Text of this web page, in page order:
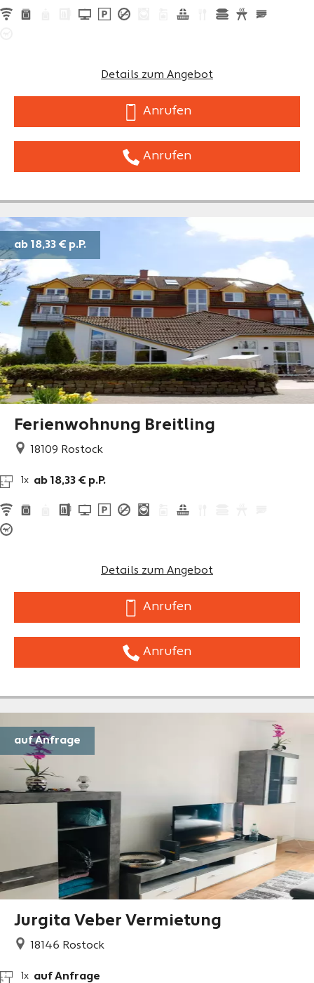
Details zum Angebot
Anrufen
Anrufen
Ferienwohnung Breitling
18109 Rostock
1x ab 18,33 € p.P.
Details zum Angebot
Anrufen
Anrufen
ab 18,33 € p.P.
Jurgita Veber Vermietung
18146 Rostock
1x auf Anfrage
auf Anfrage